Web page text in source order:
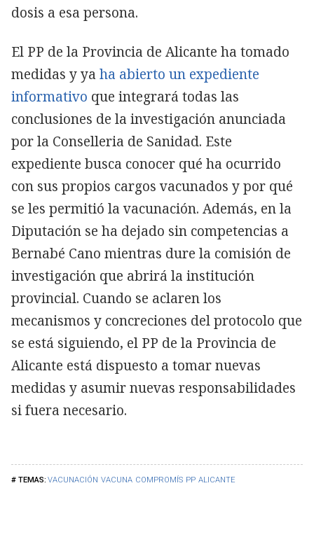
VACUNACIÓN VACUNA COMPROMÍS PP ALICANTE
dosis a esa persona.
El PP de la Provincia de Alicante ha tomado
medidas y ya ha abierto un expediente
informativo que integrará todas las
conclusiones de la investigación anunciada
por la Conselleria de Sanidad. Este
expediente busca conocer qué ha ocurrido
con sus propios cargos vacunados y por qué
se les permitió la vacunación. Además, en la
Diputación se ha dejado sin competencias a
Bernabé Cano mientras dure la comisión de
investigación que abrirá la institución
provincial. Cuando se aclaren los
mecanismos y concreciones del protocolo que
se está siguiendo, el PP de la Provincia de
Alicante está dispuesto a tomar nuevas
medidas y asumir nuevas responsabilidades
si fuera necesario.